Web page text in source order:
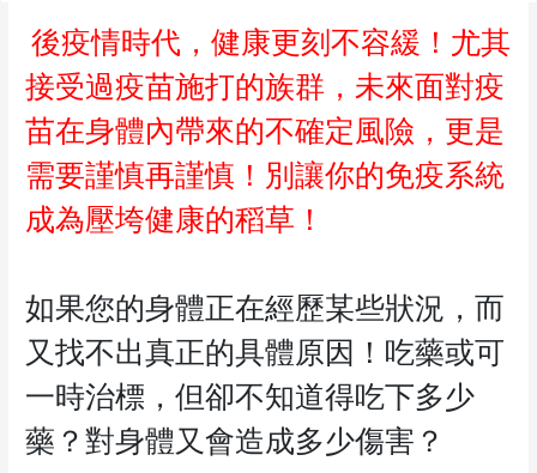
後疫情時代，健康更刻不容緩！尤其
接受過疫苗施打的族群，未來面對疫
苗在身體內帶來的不確定風險，更是
需要謹慎再謹慎！別讓你的免疫系統
成為壓垮健康的稻草！
如果您的身體正在經歷某些狀況，而
又找不出真正的具體原因！吃藥或可
一時治標，但卻不知道得吃下多少
藥？對身體又會造成多少傷害？